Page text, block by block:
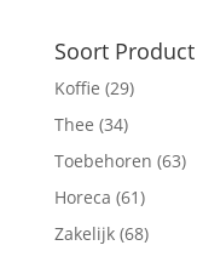
Soort Product
Koffie (29)
Thee (34)
Toebehoren (63)
Horeca (61)
Zakelijk (68)